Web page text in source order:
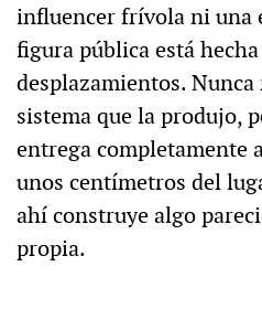
influencer frívola ni una
figura pública está
desplazamientos.
sistema que la produjo,
entrega completamente
unos centímetros del
ahí construye algo
propia.